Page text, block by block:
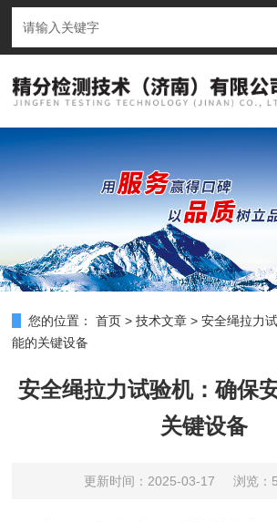
您的位置： 首页 >技术文章 >安全绳拉力
能的关键设备
安全绳拉力试验机：确保
关键设备
更新时间：2025-03-17 浏览：